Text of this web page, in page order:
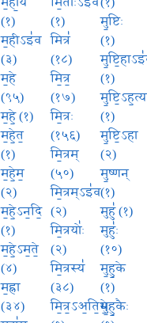
(१)
म॒हीऽइ॑व
(३)
म॒हे
(९५)
म॒हे॒ (१)
म॒हे॒त॒
(१)
म॒हे॒म॒
(२)
म॒हे॒ऽन॒दि॒
(१)
म॒हे॒ऽम॒ते॒
(४)
म॒ह्ना
(३४)
(१)
मित्र॑
(१८)
मि॒त्र॒
(१७)
मि॒त्रः
(१५६)
मि॒त्रम्
(५०)
मि॒त्रम्ऽइ॑व
(२)
मि॒त्रयोः॑
(२)
मि॒त्रस्य॑
(३८)
मि॒त्र॒ऽअ॒ति॒थेः॒
मु॒ष्टिः
(१)
(१)
(१)
मु॒ष्टि॒ऽहा
(२)
मु॒ष्णन्
(१)
मुहु॑ (१)
मुहुः॑
(१०)
मु॒हु॒के
(१)
मु॒हु॒कैः